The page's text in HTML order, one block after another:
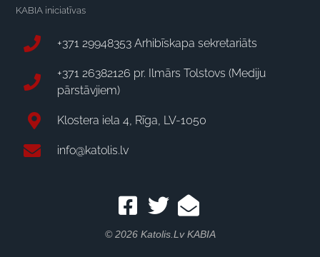
KABIA iniciatīvas
+371 29948353 Arhibīskapa sekretariāts
+371 26382126 pr. Ilmārs Tolstovs (Mediju
pārstāvjiem)
Klostera iela 4, Rīga, LV-1050
info@katolis.lv
© 2026 Katolis.lv KABIA